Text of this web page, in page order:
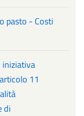
pasto - Costi
iniziativa
11
di